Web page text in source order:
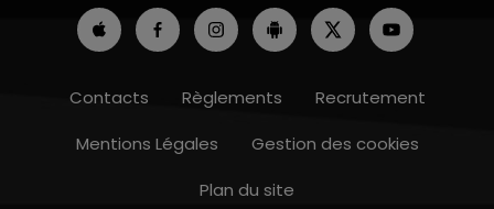
Contacts Règlements
Recrutement
Mentions Légales
Gestion des cookies
Plan du site